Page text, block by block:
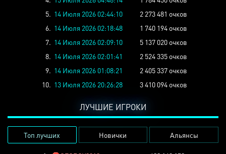
5. 14 Июля 2026 02:44:10
2 273 481 очков
6. 14 Июля 2026 02:18:48
1 740 194 очков
7. 14 Июля 2026 02:09:10
5 137 020 очков
8. 14 Июля 2026 02:01:41
2 524 335 очков
9. 14 Июля 2026 01:08:21
2 405 337 очков
10. 13 Июля 2026 20:26:28 3 410 094 очков
ЛУЧШИЕ ИГРОКИ
Топ лучших Новички Альянсы